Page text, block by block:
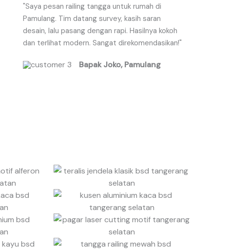
a
t
e
d
o
"Saya pesan railing tangga untuk rumah di
Pamulang. Tim datang survey, kasih saran
desain, lalu pasang dengan rapi. Hasilnya kokoh
dan terlihat modern. Sangat direkomendasikan!"
Bapak Joko, Pamulang